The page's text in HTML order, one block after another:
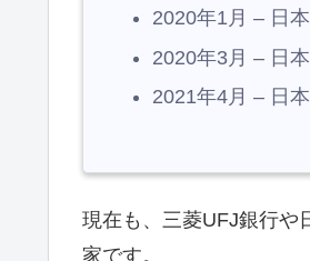
2020年1月 – 日
2020年3月 – 日
2021年4月 – 日
現在も、三菱UFJ銀行や
家です。